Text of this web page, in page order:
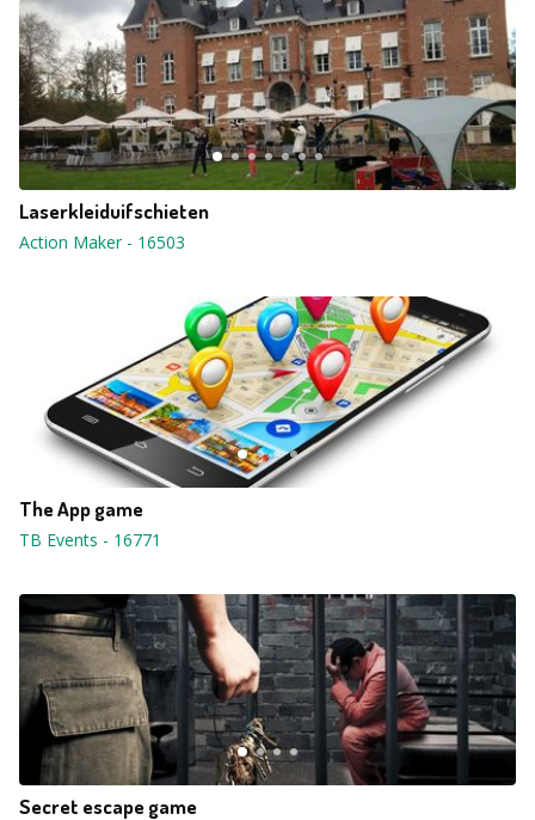
Laserkleiduifschieten
Action Maker- 16503
The App game
TB Events - 16771
Secret escape game